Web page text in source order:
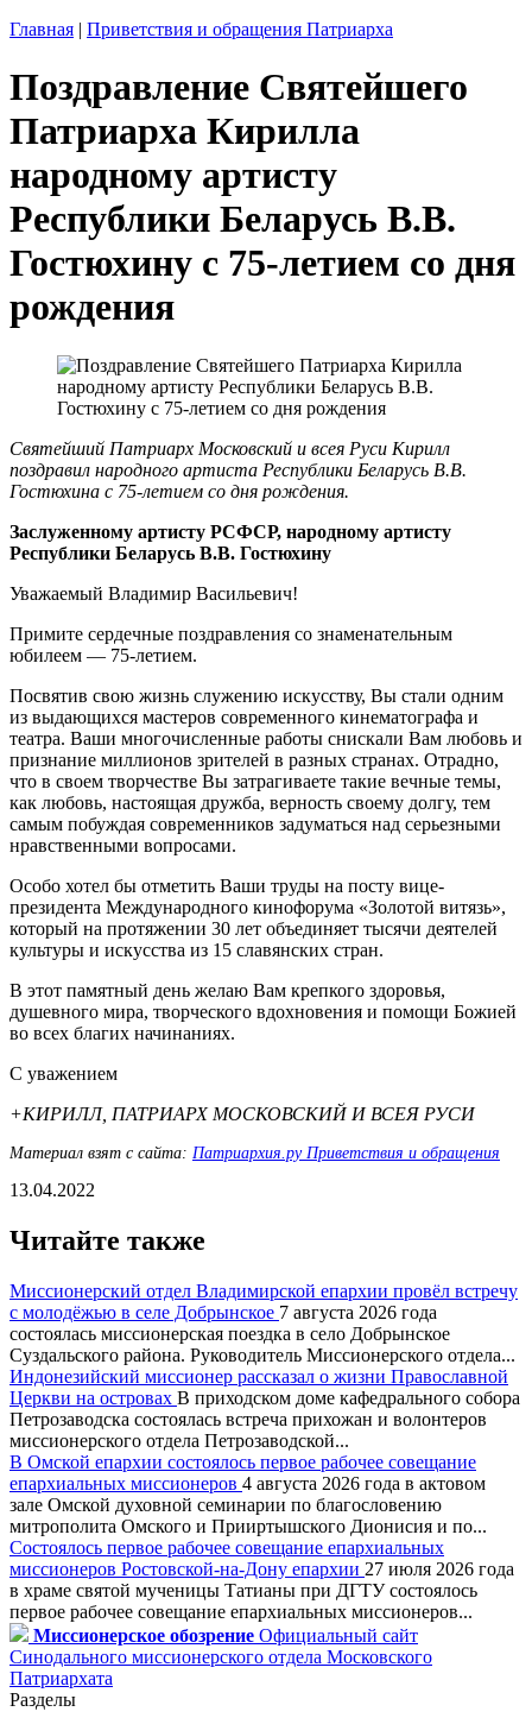
Главная | Приветствия и обращения Патриарха
Поздравление Святейшего
Патриарха Кирилла
народному артисту
Республики Беларусь В.В.
Гостюхину с 75-летием со дня
рождения
Святейший Патриарх Московский и всея Руси Кирилл
поздравил народного артиста Республики Беларусь В.В.
Гостюхина с 75-летием со дня рождения.
Заслуженному артисту РСФСР, народному артисту
Республики Беларусь В.В. Гостюхину
Уважаемый Владимир Васильевич!
Примите сердечные поздравления со знаменательным
юбилеем — 75-летием.
Посвятив свою жизнь служению искусству, Вы стали одним
из выдающихся мастеров современного кинематографа и
театра. Ваши многочисленные работы снискали Вам любовь и
признание миллионов зрителей в разных странах. Отрадно,
что в своем творчестве Вы затрагиваете такие вечные темы,
как любовь, настоящая дружба, верность своему долгу, тем
самым побуждая современников задуматься над серьезными
нравственными вопросами.
Особо хотел бы отметить Ваши труды на посту вице-
президента Международного кинофорума «Золотой витязь»,
который на протяжении 30 лет объединяет тысячи деятелей
культуры и искусства из 15 славянских стран.
В этот памятный день желаю Вам крепкого здоровья,
душевного мира, творческого вдохновения и помощи Божией
во всех благих начинаниях.
С уважением
+КИРИЛЛ, ПАТРИАРХ МОСКОВСКИЙ И ВСЕЯ РУСИ
Материал взят с сайта: Патриархия.ру Приветствия и обращения
13.04.2022
Читайте также
Миссионерский отдел Владимирской епархии провёл встречу
с молодёжью в селе Добрынское 7 августа 2026 года
состоялась миссионерская поездка в село Добрынское
Суздальского района. Руководитель Миссионерского отдела...
Индонезийский миссионер рассказал о жизни Православной
Церкви на островах В приходском доме кафедрального собора
Петрозаводска состоялась встреча прихожан и волонтеров
миссионерского отдела Петрозаводской...
В Омской епархии состоялось первое рабочее совещание
епархиальных миссионеров 4 августа 2026 года в актовом
зале Омской духовной семинарии по благословению
митрополита Омского и Прииртышского Дионисия и по...
Состоялось первое рабочее совещание епархиальных
миссионеров Ростовской-на-Дону епархии 27 июля 2026 года
в храме святой мученицы Татианы при ДГТУ состоялось
первое рабочее совещание епархиальных миссионеров...
Миссионерское обозрение Официальный сайт
Синодального миссионерского отдела Московского
Патриархата
Разделы